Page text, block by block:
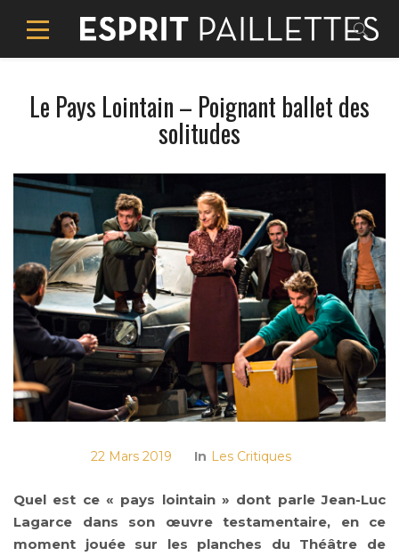
Le Pays Lointain – Poignant ballet des
solitudes
22 Mars 2019 In Les Critiques
Quel est ce « pays lointain » dont parle Jean-Luc
Lagarce dans son œuvre testamentaire, en ce
moment jouée sur les planches du Théâtre de